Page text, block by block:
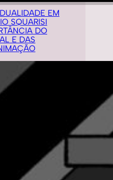
EM
SQUARISI
DO
E DAS